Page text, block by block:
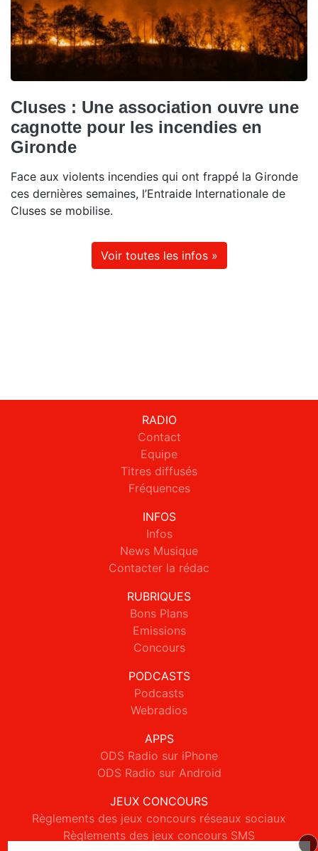
Cluses : Une association ouvre une
cagnotte pour les incendies en
Gironde
Face aux violents incendies qui ont frappé la Gironde
ces dernières semaines, l’Entraide Internationale de
Cluses se mobilise.
Voir toutes les infos »
RADIO
Contact
Equipe
Titres diffusés
Fréquences
INFOS
Infos
News Musique
Contacter la rédac
RUBRIQUES
Bons Plans
Emissions
Concours
PODCASTS
Podcasts
Webradios
APPS
ODS Radio sur iPhone
ODS Radio sur Android
JEUX CONCOURS
Règlements des jeux concours réseaux sociaux
Règlements des jeux concours SMS